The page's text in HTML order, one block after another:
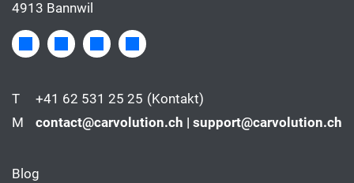
4913 Bannwil
T +41 62 531 25 25 (Kontakt)
M
contact@carvolution.ch | support@carvolution.ch
Blog